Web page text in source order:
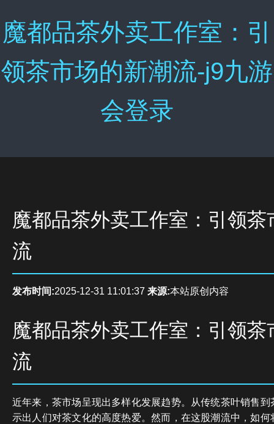
魔都品茶外卖工作室：引
领茶市场的新潮流-j9九游
会登录
魔都品茶外卖工作室：引领茶
流
发布时间:2025-12-31 11:01:37 来源:本站原创内容
魔都品茶外卖工作室：引领茶
流
近年来，茶市场呈现出多样化发展趋势。从传统茶叶销售
示出人们对茶文化的高度热爱。然而，在这股潮流中，如